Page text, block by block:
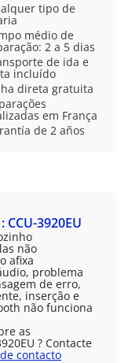
tipo de
médio de
2 a 5 dias
de ida e
incluído
direta gratuita
em França
de 2 años
CCU-3920EU
não
afixa
problema
de erro,
inserção e
não funciona
as
? Contacte
contacto